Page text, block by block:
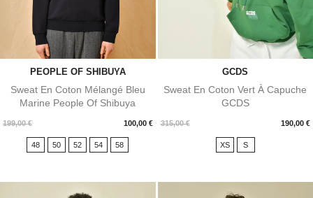
PEOPLE OF SHIBUYA
Sweat En Coton Mélangé Bleu
Marine People Of Shibuya
199,00 € 100,00 €
Prix
48 50 52 54 58
GCDS
Sweat En Coton Vert À Capuche
GCDS
315,00 € 190,00 €
Prix
XS S